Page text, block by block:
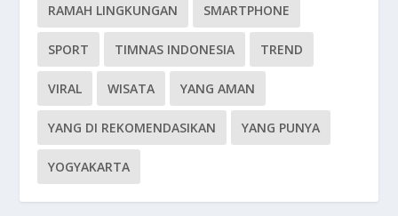
RAMAH LINGKUNGAN SMARTPHONE
SPORT TIMNAS INDONESIA TREND
VIRAL WISATA YANG AMAN
YANG DI REKOMENDASIKAN YANG PUNYA
YOGYAKARTA